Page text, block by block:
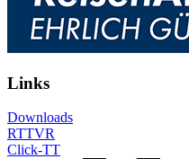
Links
Downloads
RTTVR
Click-TT